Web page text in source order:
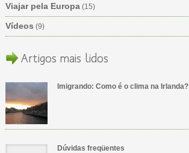
Viajar pela Europa(15)
Vídeos (9)
Artigos mais lidos
Imigrando: Como é o clima na Irlanda?
Dúvidas freqüentes